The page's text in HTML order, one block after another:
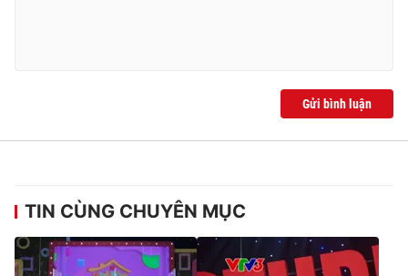
Gửi bình luận
TIN CÙNG CHUYÊN MỤC